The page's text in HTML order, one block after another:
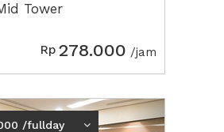
Tower
Rp 278.000 /jam
Next2
/fullday